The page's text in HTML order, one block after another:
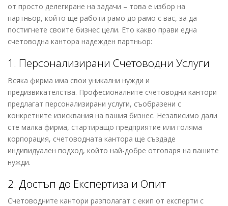
от просто делегиране на задачи – това е избор на
партньор, който ще работи рамо до рамо с вас, за да
постигнете своите бизнес цели. Ето какво прави една
счетоводна кантора надежден партньор:
1. Персонализирани Счетоводни Услуги
Всяка фирма има свои уникални нужди и
предизвикателства. Професионалните счетоводни кантори
предлагат персонализирани услуги, съобразени с
конкретните изисквания на вашия бизнес. Независимо дали
сте малка фирма, стартиращо предприятие или голяма
корпорация, счетоводната кантора ще създаде
индивидуален подход, който най-добре отговаря на вашите
нужди.
2. Достъп до Експертиза и Опит
Счетоводните кантори разполагат с екип от експерти с